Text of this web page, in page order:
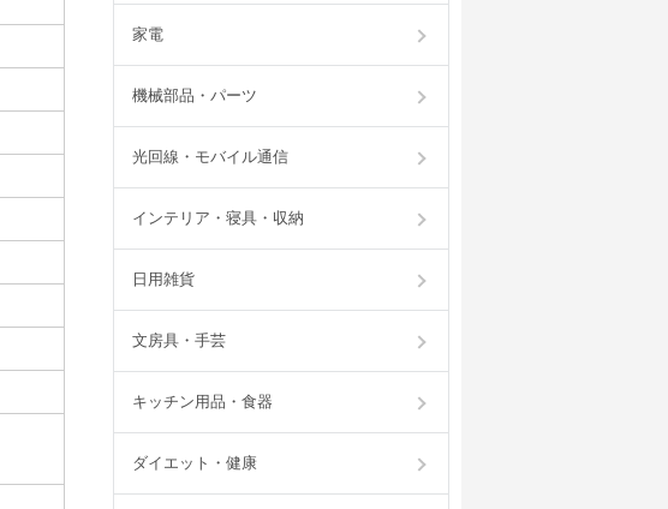
家電
機械部品・パーツ
光回線・モバイル通信
インテリア・寝具・収納
日用雑貨
文房具・手芸
キッチン用品・食器
ダイエット・健康